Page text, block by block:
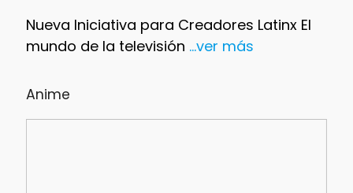
Nueva Iniciativa para Creadores Latinx El
mundo de la televisión ...ver más
Anime